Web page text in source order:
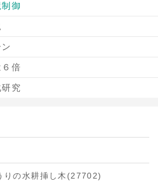
御
倍
究
りの水耕挿し木 (27702)